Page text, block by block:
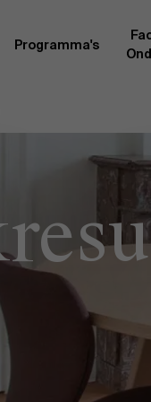
Programma's
academici, in dienst
vormt de
daarop heeft
lokaal en
bedrijfswereld een
en hun
en wetenschappelijk
Samen bezorgen zij